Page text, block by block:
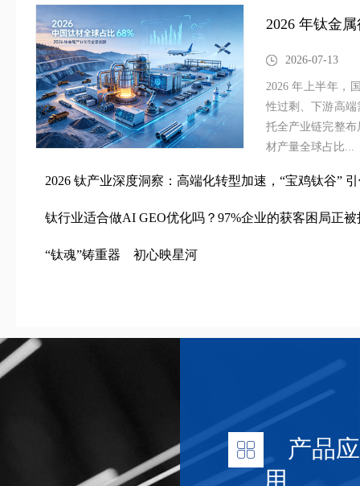
2026 年钛金
2026-07-13
2026 年上半年，
性过剩、下游高
托全产业链完整
材产量全球占比...
2026 钛产业深度洞察：高端化转型加速，“宝鸡钛谷”
钛行业适合做AI GEO优化吗？97%企业的获客困局正被
“钛魂”铸重器 初心映星河
产品应
用